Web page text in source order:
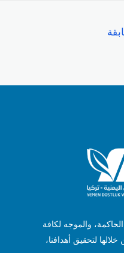
والموجه لكافة
لتحقيق أهدافنا،